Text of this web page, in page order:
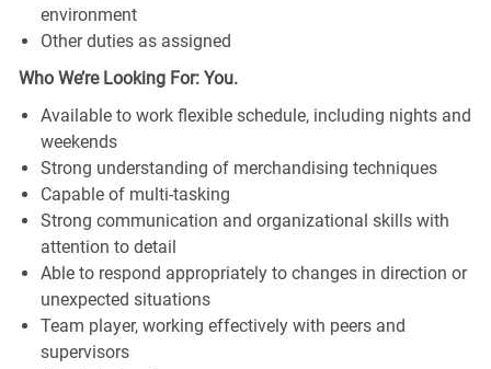
environment
Other duties as assigned
Who We’re Looking For: You.
Available to work flexible schedule, including nights and
weekends
Strong understanding of merchandising techniques
Capable of multi-tasking
Strong communication and organizational skills with
attention to detail
Able to respond appropriately to changes in direction or
unexpected situations
Team player, working effectively with peers and
supervisors